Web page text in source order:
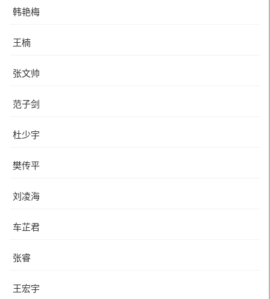
韩艳梅
王楠
张文帅
范子剑
杜少宇
樊传平
刘凌海
车芷君
张睿
王宏宇